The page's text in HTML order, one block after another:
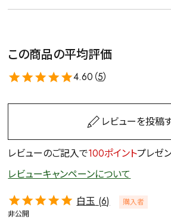
この商品の平均評価
4.60（5）
レビューを投稿
レビューのご記入で100ポイントプレゼン
レビューキャンペーンについて
白玉 6
購入者
非公開